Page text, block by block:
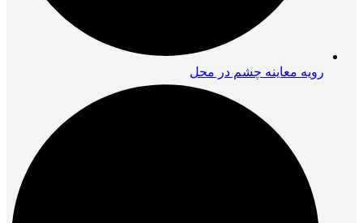
رویه معاینه چشم در محل